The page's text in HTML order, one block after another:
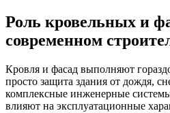
Роль кровельных и
современном
Кровля и фасад выполняют
просто защита здания от дождя,
комплексные инженерные
влияют на эксплуатационные